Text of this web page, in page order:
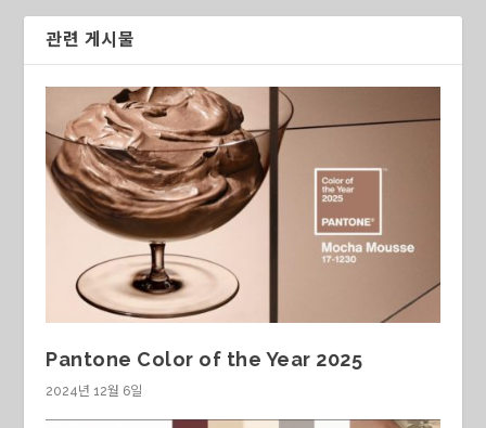
관련 게시물
Pantone Color of the Year 2025
2024년 12월 6일